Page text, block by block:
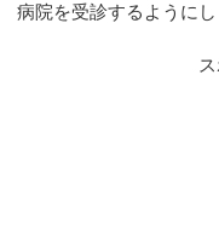
病院を受診するようにし